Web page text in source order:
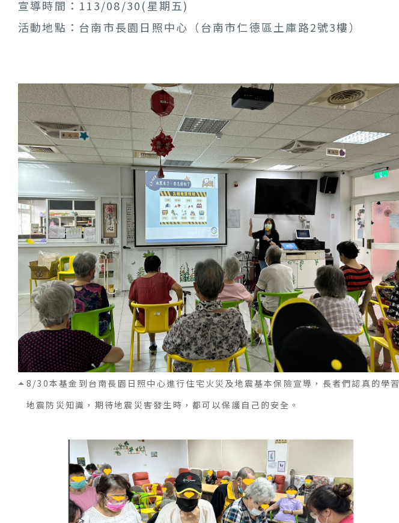
宣導時間：113/08/30(星期五)
活動地點：台南市長園日照中心（台南市仁德區土庫路2號3樓）
8/30本基金到台南長園日照中心進行住宅火災及地震基本保險宣導，長者們認真的學習
地震防災知識，期待地震災害發生時，都可以保護自己的安全。